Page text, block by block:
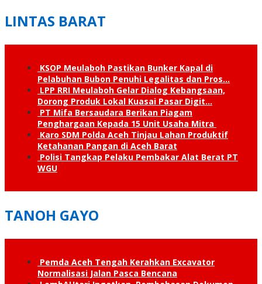
LINTAS BARAT
KSOP Meulaboh Pastikan Bunker Kapal di
Pelabuhan Bubon Penuhi Legalitas dan Pros…
LPP RRI Meulaboh Gelar Dialog Kebangsaan,
Dorong Produk Lokal Kuasai Pasar Digit…
PT Mifa Bersaudara Berikan Piagam
Penghargaan Kepada 15 Unit Usaha Mitra
Karo SDM Polda Aceh Tinjau Lahan Produktif
Ketahanan Pangan di Aceh Barat
Polisi Tangkap Pelaku Pembakar Alat Berat PT
WGU
TANOH GAYO
Pemda Aceh Tengah Kerahkan Excavator
Normalisasi Jalan Pasca Bencana